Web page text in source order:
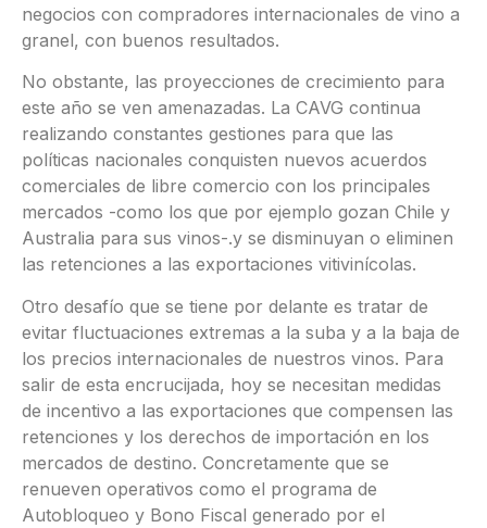
negocios con compradores internacionales de vino a
granel, con buenos resultados.
No obstante, las proyecciones de crecimiento para
este año se ven amenazadas. La CAVG continua
realizando constantes gestiones para que las
políticas nacionales conquisten nuevos acuerdos
comerciales de libre comercio con los principales
mercados -como los que por ejemplo gozan Chile y
Australia para sus vinos-.y se disminuyan o eliminen
las retenciones a las exportaciones vitivinícolas.
Otro desafío que se tiene por delante es tratar de
evitar fluctuaciones extremas a la suba y a la baja de
los precios internacionales de nuestros vinos. Para
salir de esta encrucijada, hoy se necesitan medidas
de incentivo a las exportaciones que compensen las
retenciones y los derechos de importación en los
mercados de destino. Concretamente que se
renueven operativos como el programa de
Autobloqueo y Bono Fiscal generado por el